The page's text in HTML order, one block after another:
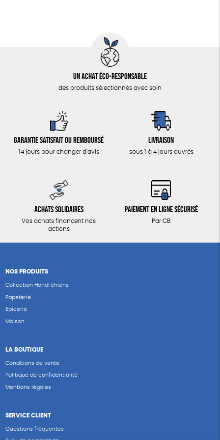
Un achat éco-responsable
des produits sélectionnés avec soin
Garantie satisfait ou remboursé
14 jours pour changer d'avis
Livraison
sous 1 à 4 jours ouvrés
Achats solidaires
Vos achats financent nos
actions
Paiement en ligne sécurisé
Par CB
NOS PRODUITS
Collection Handi’chiens
Papeterie
Epicerie
Maison
LA BOUTIQUE
Conditions de vente
Politique de confidentialité
Mentions légales
SERVICE CLIENT
Questions fréquentes